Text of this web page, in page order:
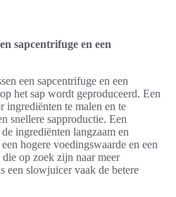
sapcentrifuge en een
een sapcentrifuge en een
het sap wordt geproduceerd. Een
ingrediënten te malen en te
snellere sapproductie. Een
ingrediënten langzaam en
hogere voedingswaarde en een
op zoek zijn naar meer
een slowjuicer vaak de betere